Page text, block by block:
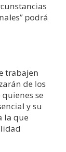
podrá
trabajen
de los
se
y su
la que